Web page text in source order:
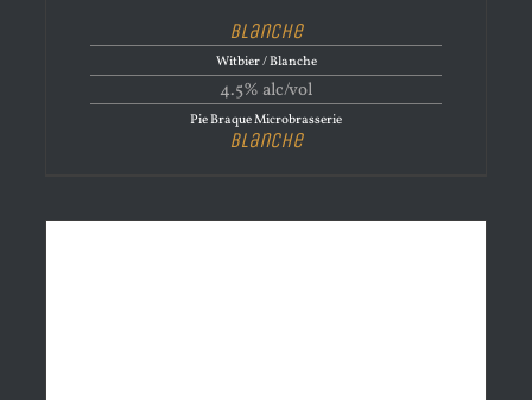
Blanche
Witbier / Blanche
4.5% alc/vol
Pie Braque Microbrasserie
Blanche